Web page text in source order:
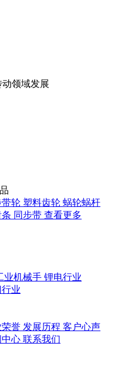
领域发展
带轮 塑料齿轮 蜗轮蜗杆
同步带 查看更多
业机械手 锂电行业
业
誉 发展历程 客户心声
中心 联系我们